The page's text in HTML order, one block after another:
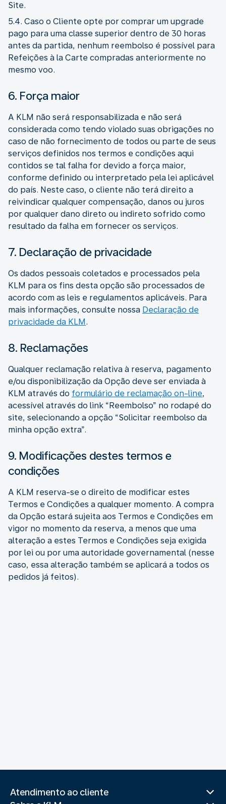
Site.
5.4. Caso o Cliente opte por comprar um upgrade
pago para uma classe superior dentro de 30 horas
antes da partida, nenhum reembolso é possível para
Refeições à la Carte compradas anteriormente no
mesmo voo.
6. Força maior
A KLM não será responsabilizada e não será
considerada como tendo violado suas obrigações no
caso de não fornecimento de todos ou parte de seus
serviços definidos nos termos e condições aqui
contidos se tal falha for devido a força maior,
conforme definido ou interpretado pela lei aplicável
do país. Neste caso, o cliente não terá direito a
reivindicar qualquer compensação, danos ou juros
por qualquer dano direto ou indireto sofrido como
resultado da falha em fornecer os serviços.
7. Declaração de privacidade
Os dados pessoais coletados e processados pela
KLM para os fins desta opção são processados de
acordo com as leis e regulamentos aplicáveis. Para
mais informações, consulte nossa Declaração de
privacidade da KLM.
8. Reclamações
Qualquer reclamação relativa à reserva, pagamento
e/ou disponibilização da Opção deve ser enviada à
KLM através do formulário de reclamação on-line,
acessível através do link “Reembolso” no rodapé do
site, selecionando a opção “Solicitar reembolso da
minha opção extra”.
9. Modificações destes termos e
condições
A KLM reserva-se o direito de modificar estes
Termos e Condições a qualquer momento. A compra
da Opção estará sujeita aos Termos e Condições em
vigor no momento da reserva, a menos que uma
alteração a estes Termos e Condições seja exigida
por lei ou por uma autoridade governamental (nesse
caso, essa alteração também se aplicará a todos os
pedidos já feitos).
Atendimento ao cliente